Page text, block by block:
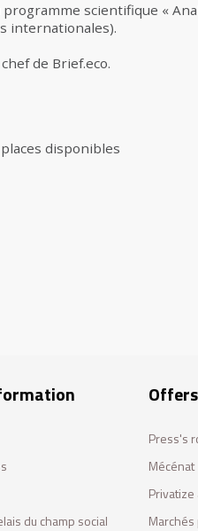
scientifique «
internationales).
de Brief.eco.
disponibles
du champ social
Press's
Mécénat
Privatize
Marchés